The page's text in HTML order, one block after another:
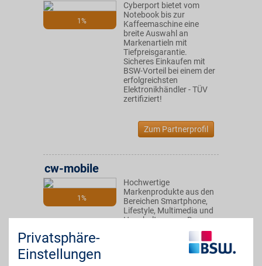
1%
Cyberport bietet vom
Notebook bis zur
Kaffeemaschine eine
breite Auswahl an
Markenartieln mit
Tiefpreisgarantie.
Sicheres Einkaufen mit
BSW-Vorteil bei einem der
erfolgreichsten
Elektronikhändler - TÜV
zertifiziert!
Zum Partnerprofil
1%
cw-mobile
Hochwertige
Markenprodukte aus den
Bereichen Smartphone,
Lifestyle, Multimedia und
Haushaltswaren: Das
professionelle Team
bietet den Kunden ein top
Privatsphäre-
Einstellungen